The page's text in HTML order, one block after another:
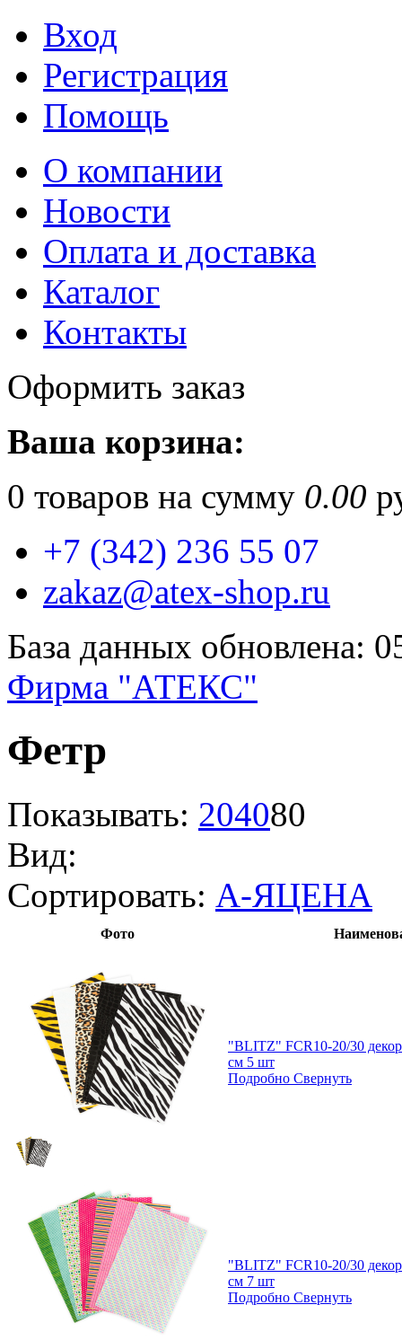
Вход
Регистрация
Помощь
О компании
Новости
Оплата и доставка
Каталог
Контакты
Оформить заказ
Ваша корзина:
0 товаров на сумму 0.00
+7 (342) 236 55 07
zakaz@atex-shop.ru
База данных обновлена:
Фирма "АТЕКС"
Фетр
Показывать: 204080
Вид:
Сортировать: А-ЯЦЕНА
Фото
"BLITZ" FCR10-20/30
см 5 шт
Подробно Свернуть
"BLITZ" FCR10-20/30
см 7 шт
Подробно Свернуть